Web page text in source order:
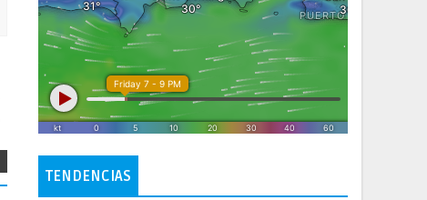
TENDENCIAS